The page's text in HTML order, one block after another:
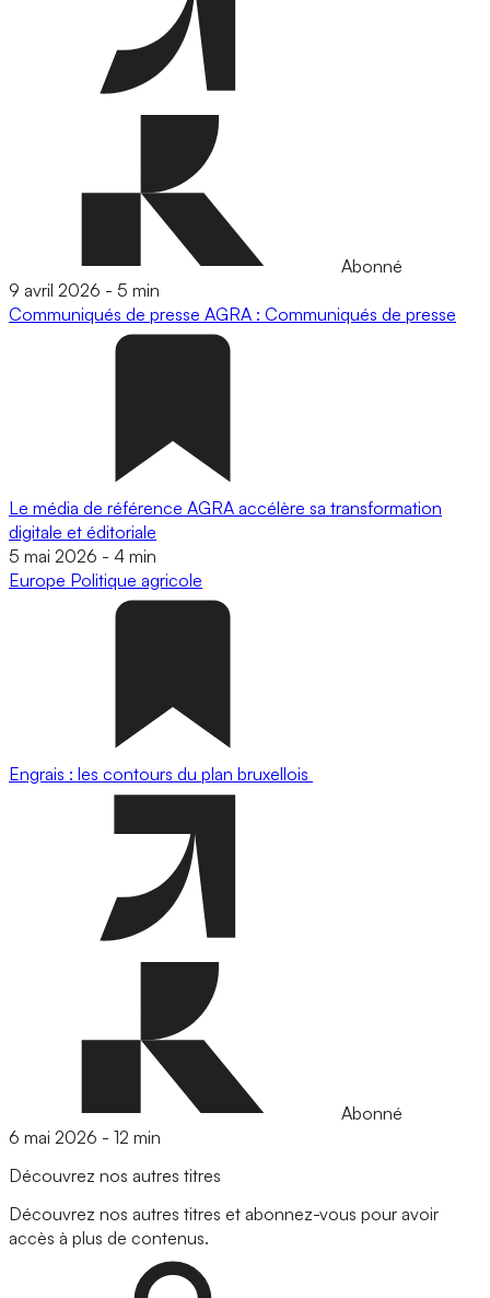
Abonné
9 avril 2026 - 5 min
Communiqués de presse AGRA : Communiqués de presse
Le média de référence AGRA accélère sa transformation
digitale et éditoriale
5 mai 2026 - 4 min
Europe Politique agricole
Engrais : les contours du plan bruxellois
Abonné
6 mai 2026 - 12 min
Découvrez nos autres titres
Découvrez nos autres titres et abonnez-vous pour avoir
accès à plus de contenus.